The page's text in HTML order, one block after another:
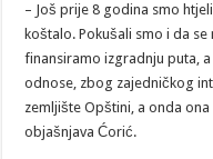
– Još prije 8 godina smo
koštalo. Pokušali smo i da
finansiramo izgradnju puta,
odnose, zbog zajedničkog
zemljište Opštini, a onda
objašnjava Ćorić.